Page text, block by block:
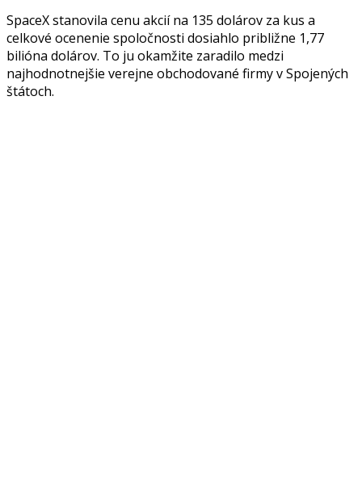
SpaceX stanovila cenu akcií na 135 dolárov za kus a
celkové ocenenie spoločnosti dosiahlo približne 1,77
bilióna dolárov. To ju okamžite zaradilo medzi
najhodnotnejšie verejne obchodované firmy v Spojených
štátoch.